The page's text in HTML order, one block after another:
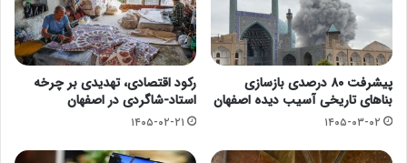
پیشرفت ۸۰ درصدی بازسازی
بناهای تاریخی آسیب دیده اصفهان
۱۴۰۵-۰۳-۰۲
رکود اقتصادی، تهدیدی بر چرخه
استاد-شاگردی در اصفهان
۱۴۰۵-۰۲-۲۱